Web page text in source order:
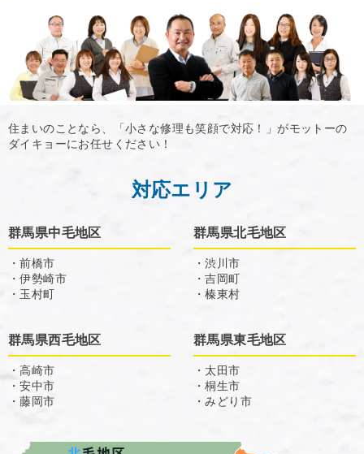
住まいのことなら、「小さな修理も笑顔で対応！」がモットーの
ダイキョーにお任せください！
対応エリア
群馬県中毛地区
・前橋市
・伊勢崎市
・玉村町
群馬県北毛地区
・渋川市
・吉岡町
・榛東村
群馬県西毛地区
・高崎市
・安中市
・藤岡市
群馬県東毛地区
・太田市
・桐生市
・みどり市